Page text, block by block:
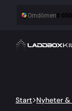
Start Nyheter